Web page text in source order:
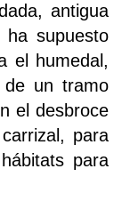
antigua
supuesto
el humedal,
de un tramo
el desbroce
para
para